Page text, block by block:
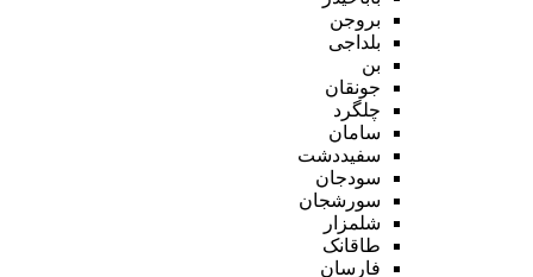
بروجن
بلداجی
بن
جونقان
چلگرد
سامان
سفیددشت
سودجان
سورشجان
شلمزار
طاقانک
فارسان